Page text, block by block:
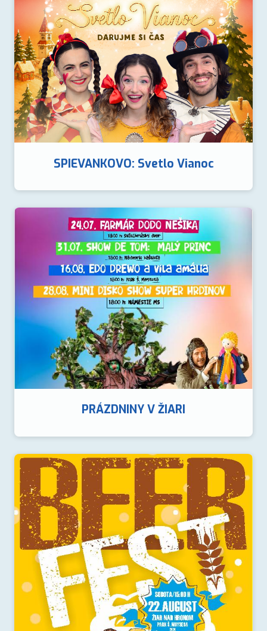
SPIEVANKOVO: Svetlo Vianoc
PRÁZDNINY V ŽIARI